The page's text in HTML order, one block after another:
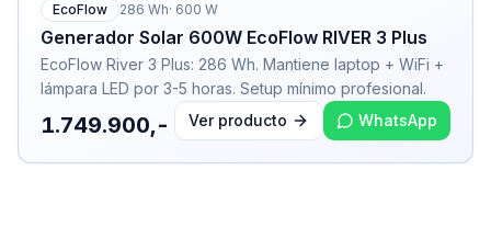
EcoFlow 286 Wh· 600 W
Generador Solar 600W EcoFlow RIVER 3 Plus
EcoFlow River 3 Plus: 286 Wh. Mantiene laptop + WiFi +
lámpara LED por 3-5 horas. Setup mínimo profesional.
1.749.900,- Ver producto WhatsApp